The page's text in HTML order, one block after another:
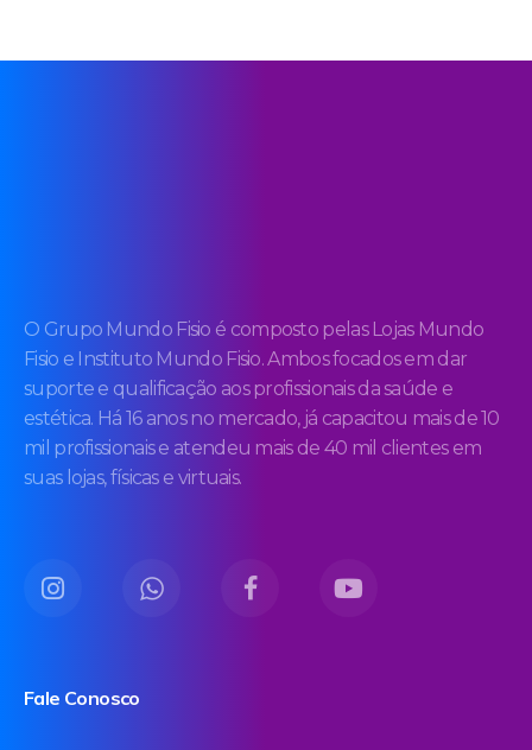
O Grupo Mundo Fisio é composto pelas Lojas Mundo
Fisio e Instituto Mundo Fisio. Ambos focados em dar
suporte e qualificação aos profissionais da saúde e
estética. Há 16 anos no mercado, já capacitou mais de 10
mil profissionais e atendeu mais de 40 mil clientes em
suas lojas, físicas e virtuais.
Fale Conosco